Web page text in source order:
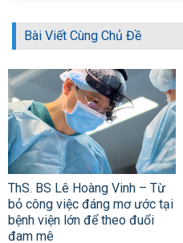
Bài Viết Cùng Chủ Đề
ThS. BS Lê Hoàng Vinh – Từ
bỏ công việc đáng mơ ước tại
bệnh viện lớn để theo đuổi
đam mê